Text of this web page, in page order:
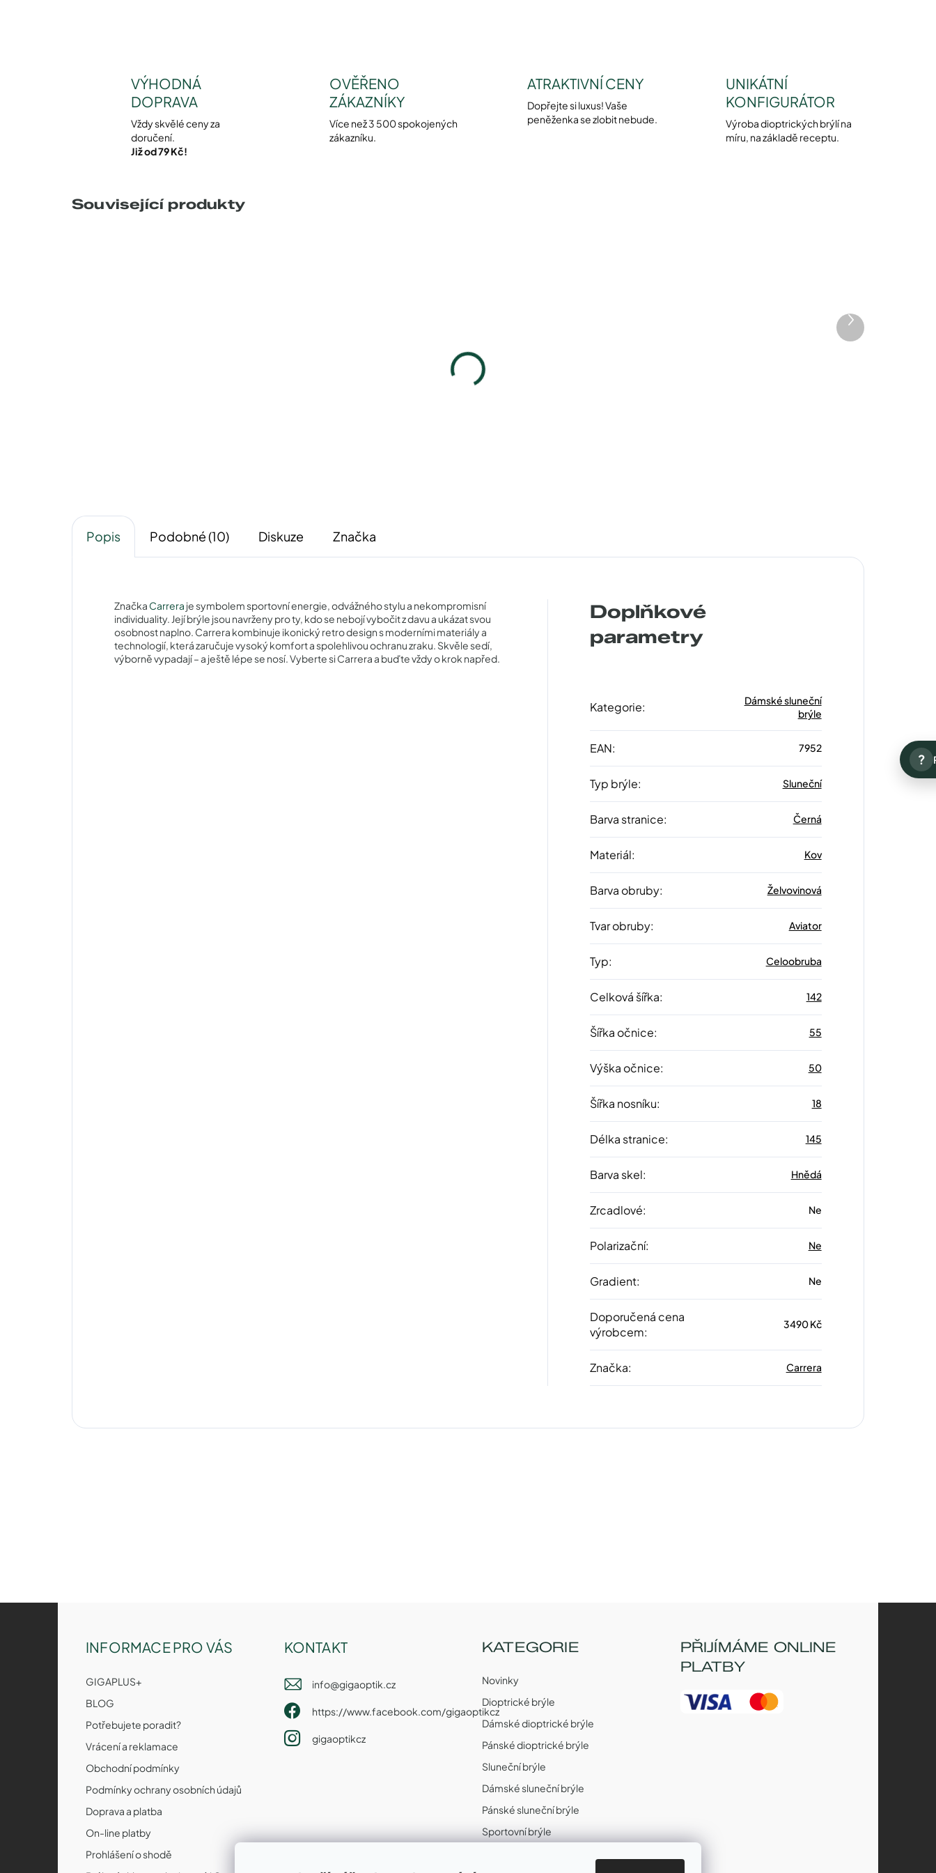
VÝHODNÁ
DOPRAVA
Vždy skvělé ceny za
doručení.
Již od 79 Kč!
OVĚŘENO
ZÁKAZNÍKY
Více než 3 500 spokojených
zákazníku.
ATRAKTIVNÍ CENY
Dopřejte si luxus! Vaše
peněženka se zlobit nebude.
UNIKÁTNÍ
KONFIGURÁTOR
Výroba dioptrických brýlí na
míru, na základě receptu.
Související produkty
Další
produkt
Popis Podobné (10) Diskuze Značka
Značka Carrera je symbolem sportovní energie, odvážného stylu a nekompromisní
individuality. Její brýle jsou navrženy pro ty, kdo se nebojí vybočit z davu a ukázat svou
osobnost naplno. Carrera kombinuje ikonický retro design s moderními materiály a
technologií, která zaručuje vysoký komfort a spolehlivou ochranu zraku. Skvěle sedí,
výborně vypadají – a ještě lépe se nosí. Vyberte si Carrera a buďte vždy o krok napřed.
Doplňkové
parametry
Kategorie:
Dámské sluneční
brýle
EAN: 7952
Typ brýle: Sluneční
Barva stranice: Černá
Materiál: Kov
Barva obruby: Želvovinová
Tvar obruby: Aviator
Typ: Celoobruba
Celková šířka: 142
Šířka očnice: 55
Výška očnice: 50
Šířka nosníku: 18
Délka stranice: 145
Barva skel: Hnědá
Zrcadlové: Ne
Polarizační: Ne
Gradient: Ne
Doporučená cena
výrobcem:
3490 Kč
Značka: Carrera
INFORMACE PRO VÁS
GIGAPLUS+
BLOG
Potřebujete poradit?
Vrácení a reklamace
Obchodní podmínky
Podmínky ochrany osobních údajů
Doprava a platba
On-line platby
Prohlášení o shodě
KONTAKT
info@gigaoptik.cz
https://www.facebook.com/gigaoptikcz
gigaoptikcz
KATEGORIE
Novinky
Dioptrické brýle
Dámské dioptrické brýle
Pánské dioptrické brýle
Sluneční brýle
Dámské sluneční brýle
Pánské sluneční brýle
Sportovní brýle
PŘIJÍMÁME ONLINE
PLATBY
?